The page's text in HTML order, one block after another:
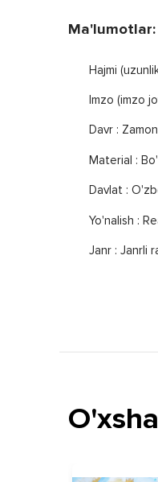
Ma'lumotlar:
Hajmi
Imzo (imzo
Davr :
Material :
Davlat :
Yo'nalish :
Janr : Janrli